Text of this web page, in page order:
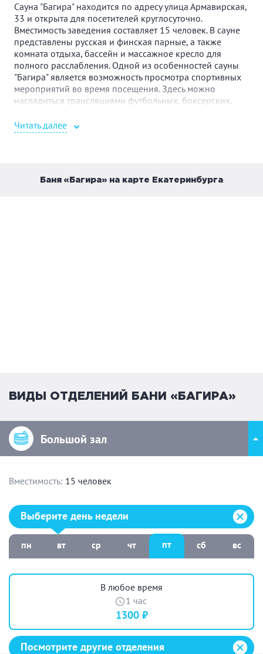
Сауна "Багира" находится по адресу улица Армавирская,
33 и открыта для посетителей круглосуточно.
Вместимость заведения составляет 15 человек. В сауне
представлены русская и финская парные, а также
комната отдыха, бассейн и массажное кресло для
полного расслабления. Одной из особенностей сауны
"Багира" является возможность просмотра спортивных
мероприятий во время посещения. Здесь можно
насладиться трансляциями футбольных, боксерских,
во время трансляций, гостям предлагается в качестве
бонуса тарелка креветок. Кроме того, в сауне "Багира"
пельмени. Сауна "Багира" - идеальное место для отдыха
Читать далее
Баня «Багира» на карте Екатеринбурга
ВИДЫ ОТДЕЛЕНИЙ БАНИ «БАГИРА»
Большой зал
Вместимость: 15 человек
Выберите день недели:
Выберите день недели
пн вт ср чт пт сб вс
В любое время
1 час
1300 ₽
Посмотрите другие отделения